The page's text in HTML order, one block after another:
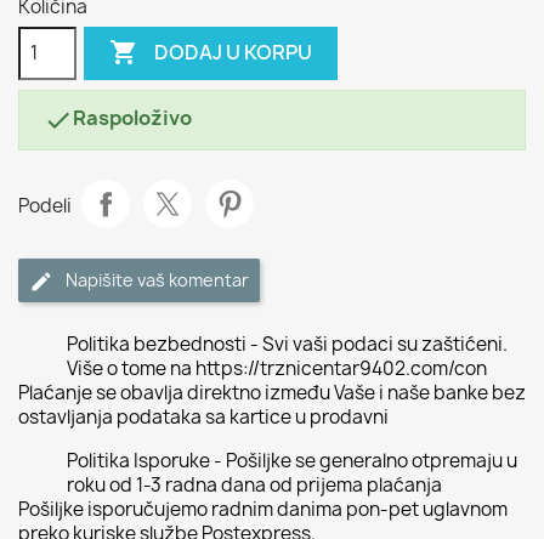
Količina
 DODAJ U KORPU
Raspoloživo
Podeli
Napišite vaš komentar
Politika bezbednosti - Svi vaši podaci su zaštićeni.
Više o tome na https://trznicentar9402.com/con
Plaćanje se obavlja direktno između Vaše i naše banke bez
ostavljanja podataka sa kartice u prodavni
Politika Isporuke - Pošiljke se generalno otpremaju u
roku od 1-3 radna dana od prijema plaćanja
Pošiljke isporučujemo radnim danima pon-pet uglavnom
preko kuriske službe Postexpress.